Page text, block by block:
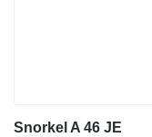
Snorkel A 46 JE